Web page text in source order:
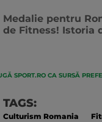
Medalie pentru
de Fitness! Istoria
SPORT.RO CA SURSĂ
TAGS:
Culturism Romania